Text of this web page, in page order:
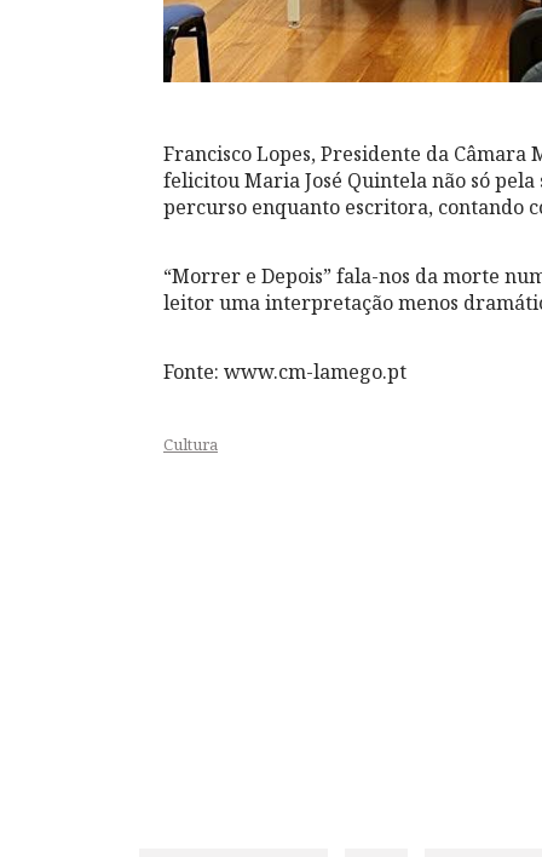
Francisco Lopes, Presidente da
felicitou Maria José Quintela não só
percurso enquanto escritora, contando
“Morrer e Depois” fala-nos da morte
leitor uma interpretação menos
Fonte: www.cm-lamego.pt
Cultura